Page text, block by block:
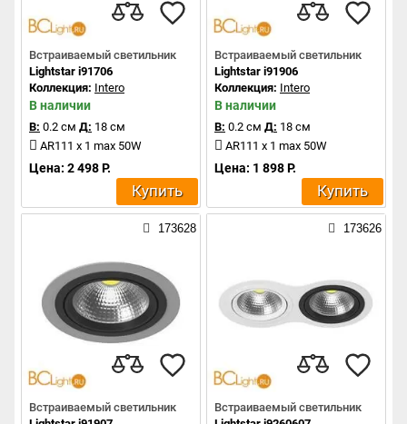
Встраиваемый светильник
Lightstar i91706
Коллекция: Intero
В наличии
В: 0.2 см Д: 18 см
AR111 x 1 max 50W
Цена: 2 498 Р.
Купить
Встраиваемый светильник
Lightstar i91906
Коллекция: Intero
В наличии
В: 0.2 см Д: 18 см
AR111 x 1 max 50W
Цена: 1 898 Р.
Купить
173628
Встраиваемый светильник
173626
Встраиваемый светильник